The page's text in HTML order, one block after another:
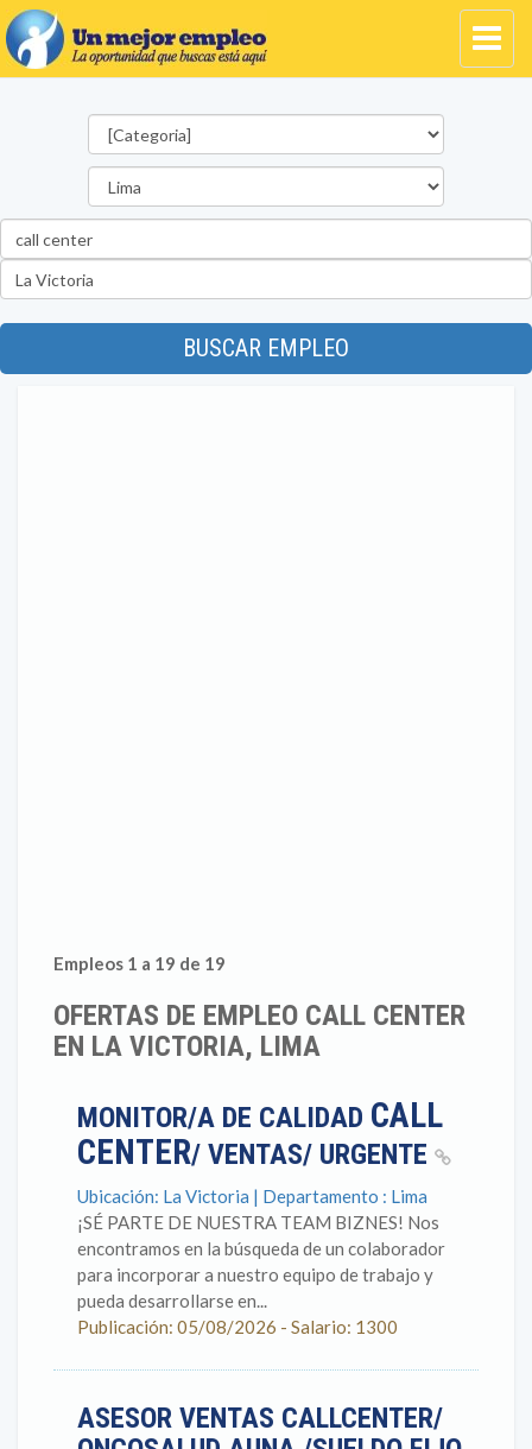
BUSCAR EMPLEO
Empleos 1 a 19 de 19
OFERTAS DE EMPLEO CALL CENTER
EN LA VICTORIA, LIMA
MONITOR/A DE CALIDAD CALL
CENTER/ VENTAS/ URGENTE
Ubicación: La Victoria | Departamento : Lima
¡SÉ PARTE DE NUESTRA TEAM BIZNES! Nos
encontramos en la búsqueda de un colaborador
para incorporar a nuestro equipo de trabajo y
pueda desarrollarse en...
Publicación: 05/08/2026 - Salario: 1300
ASESOR VENTAS CALLCENTER/